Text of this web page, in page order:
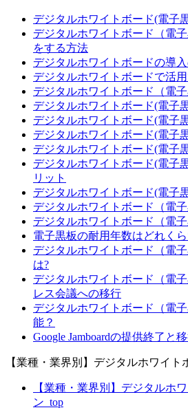
デジタルホワイトボード(電子
デジタルホワイトボード（電
をする方法
デジタルホワイトボードの導
デジタルホワイトボードで活
デジタルホワイトボード（電
デジタルホワイトボード(電子
デジタルホワイトボード(電子
デジタルホワイトボード(電子
デジタルホワイトボード(電子
デジタルホワイトボード(電子
リット
デジタルホワイトボード(電子
デジタルホワイトボード（電
デジタルホワイトボード（電
電子黒板の耐用年数はどれくら
デジタルホワイトボード（電
は?
デジタルホワイトボード（電
レス会議への移行
デジタルホワイトボード（電
能？
Google Jamboardの提供終了と
【業種・業界別】デジタルホワイト
【業種・業界別】デジタルホ
ン_top